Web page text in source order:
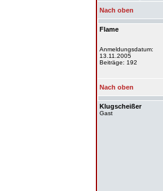
Nach oben
Flame
Anmeldungsdatum:
13.11.2005
Beiträge: 192
Nach oben
Klugscheißer
Gast